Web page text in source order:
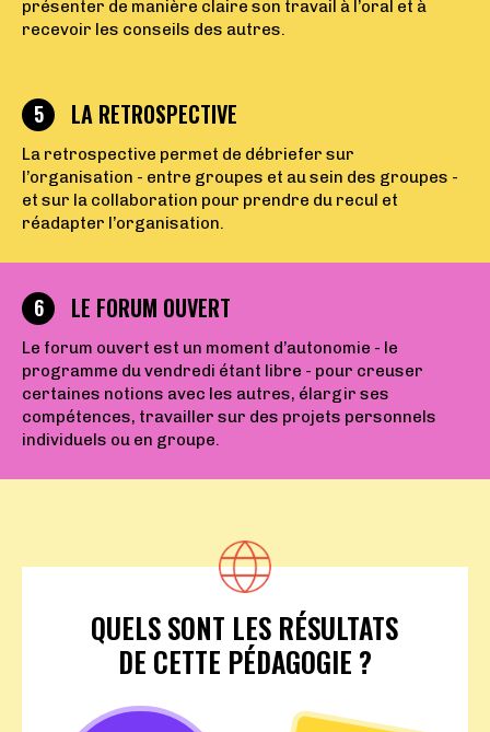
présenter de manière claire son travail à l’oral et à
recevoir les conseils des autres.
5 LA RETROSPECTIVE
La retrospective permet de débriefer sur
l’organisation - entre groupes et au sein des groupes -
et sur la collaboration pour prendre du recul et
réadapter l’organisation.
6 LE FORUM OUVERT
Le forum ouvert est un moment d’autonomie - le
programme du vendredi étant libre - pour creuser
certaines notions avec les autres, élargir ses
compétences, travailler sur des projets personnels
individuels ou en groupe.
QUELS SONT LES RÉSULTATS
DE CETTE PÉDAGOGIE ?